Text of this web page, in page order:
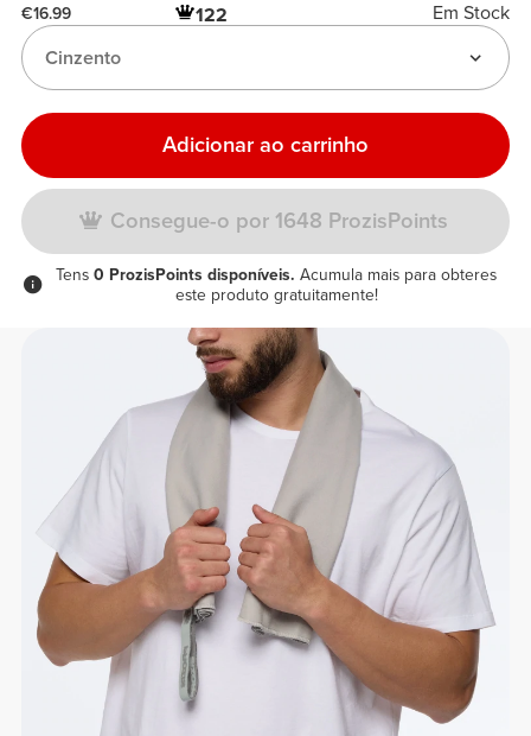
€16.99 122
Em Stock
Cinzento
Adicionar ao carrinho
Consegue-o por 1648 ProzisPoints
Tens 0 ProzisPoints disponíveis. Acumula mais para obteres
este produto gratuitamente!